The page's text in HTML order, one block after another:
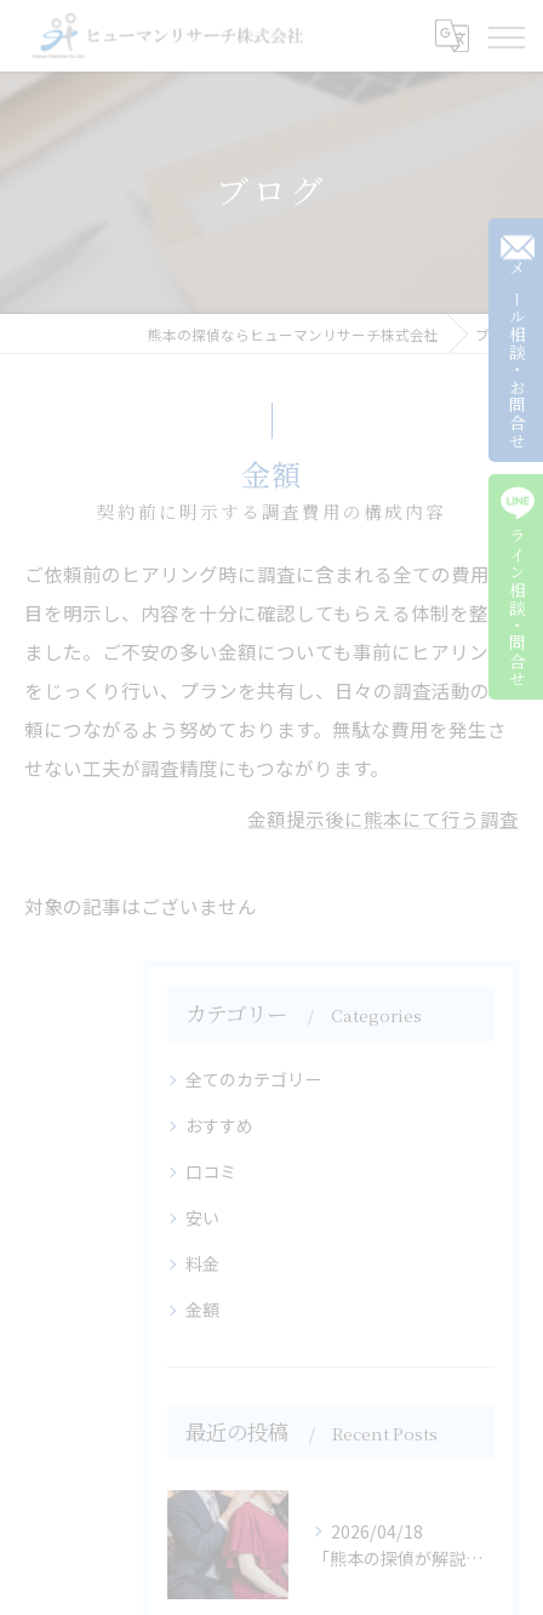
ブログ
熊本の探偵ならヒューマンリサーチ株式会社 ブログ
金額
契約前に明示する調査費用の構成内容
ご依頼前のヒアリング時に調査に含まれる全ての費用項
目を明示し、内容を十分に確認してもらえる体制を整え
ました。ご不安の多い金額についても事前にヒアリング
をじっくり行い、プランを共有し、日々の調査活動の信
頼につながるよう努めております。無駄な費用を発生さ
せない工夫が調査精度にもつながります。
金額提示後に熊本にて行う調査
対象の記事はございません
カテゴリー Categories
全てのカテゴリー
おすすめ
口コミ
安い
料金
金額
最近の投稿 Recent Posts
2026/04/18
「熊本の探偵が解説」ダブル不倫の恐ろしい代償とは？慰謝料請求の複雑化と家庭崩壊のリスクを徹底解説
メール相談・お問合せ
ライン相談・問合せ